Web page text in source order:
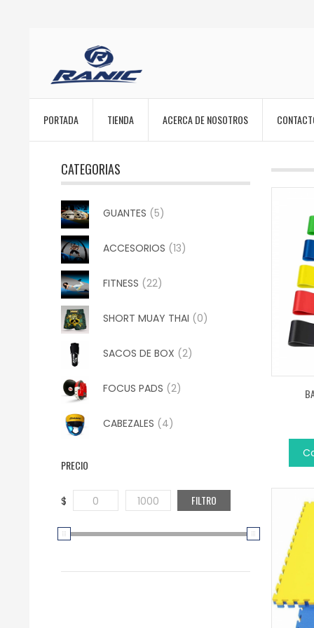
PORTADA TIENDA ACERCA DE NOSOTROS
CATEGORIAS
GUANTES (5)
ACCESORIOS (13)
FITNESS (22)
SHORT MUAY THAI (0)
SACOS DE BOX (2)
FOCUS PADS (2)
CABEZALES (4)
PRECIO
$ 0 1000 FILTRO